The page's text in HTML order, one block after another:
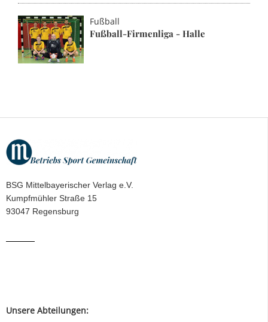
Fußball
Fußball-Firmenliga - Halle
BSG Mittelbayerischer Verlag e.V.
Kumpfmühler Straße 15
93047 Regensburg
Unsere Abteilungen: